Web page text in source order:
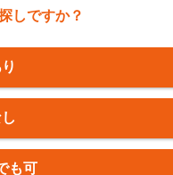
しですか？
も可